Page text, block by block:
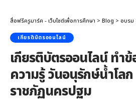
สื่อฟรีครูมาร์ค - เว็บไซต์เพื่อการศึกษา > Blog > อบรม
เกียรติบัตรออนไลน์
เกียรติบัตรออนไลน์ ทำ
ความรู้ วันอนุรักษ์น้ำโล
ราชภัฏนครปฐม